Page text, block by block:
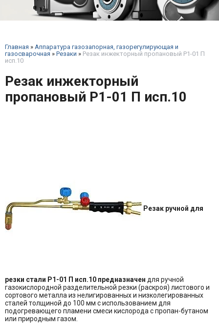
Главная » Аппаратура газозапорная, газорегулирующая и
газосварочная » Резаки » Резак инжекторный пропановый Р1-01 П
исп.10
Резак инжекторный
пропановый Р1-01 П исп.10
Резак ручной для
резки стали Р1-01 П исп.10 предназначен для ручной
газокислородной разделительной резки (раскроя) листового и
сортового металла из нелигированных и низколегированных
сталей толщиной до 100 мм с использованием для
подогревающего пламени смеси кислорода с пропан-бутаном
или природным газом.